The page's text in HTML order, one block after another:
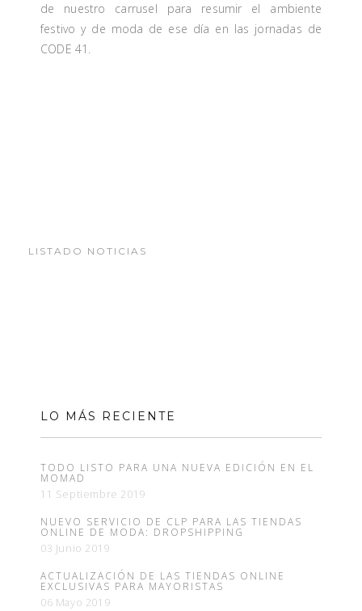
de nuestro carrusel para resumir el ambiente
festivo y de moda de ese día en las jornadas de
CODE 41.
LISTADO NOTICIAS
LO MÁS RECIENTE
TODO LISTO PARA UNA NUEVA EDICIÓN EN EL
MOMAD
11 Septiembre 2019
NUEVO SERVICIO DE CLP PARA LAS TIENDAS
ONLINE DE MODA: DROPSHIPPING
03 Junio 2019
ACTUALIZACIÓN DE LAS TIENDAS ONLINE
EXCLUSIVAS PARA MAYORISTAS
06 Mayo 2019